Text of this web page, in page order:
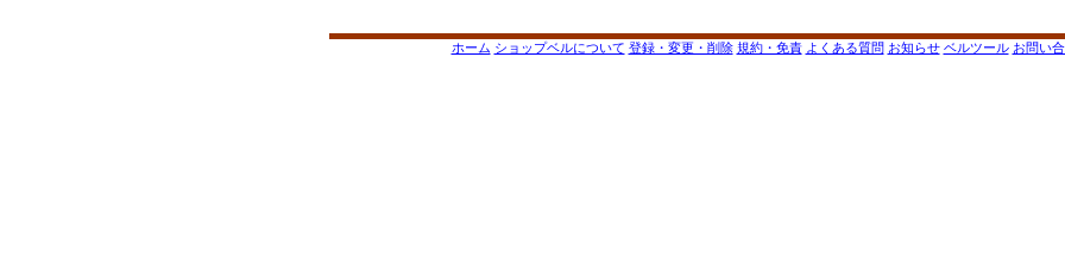
ホーム ショップベルについて 登録・変更・削除 規約・免責 よくある質問 お知らせ ベルツール お問い